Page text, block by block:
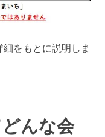
をもとに説明しま
んな会